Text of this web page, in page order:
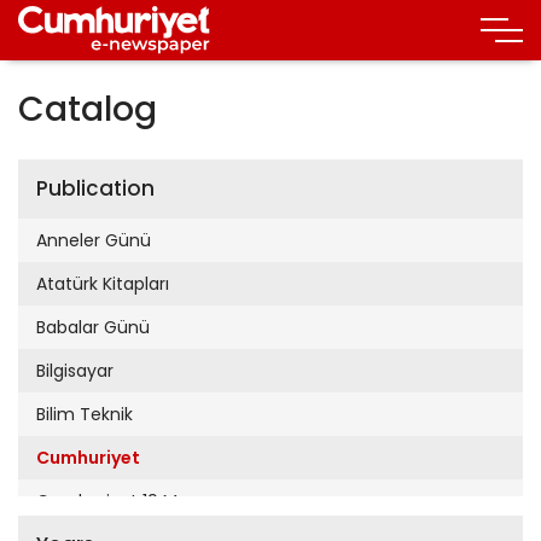
Catalog
Publication
Anneler Günü
Atatürk Kitapları
Babalar Günü
Bilgisayar
Bilim Teknik
Cumhuriyet
Cumhuriyet 19 Mayıs